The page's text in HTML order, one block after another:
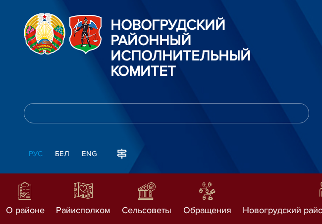
НОВОГРУДСКИЙ
РАЙОННЫЙ
ИСПОЛНИТЕЛЬНЫЙ
КОМИТЕТ
РУС БЕЛ ENG
О районе Райисполком Сельсоветы Обращения Новогрудский